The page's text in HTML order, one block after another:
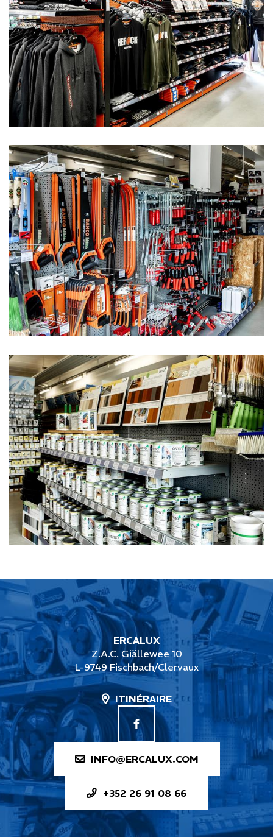
Projets
Catalogues
Contact
Demande
ERCALUX
Z.A.C. Giällewee 10
L-9749 Fischbach/Clervaux
ITINÉRAIRE
INFO@ERCALUX.COM
+352 26 91 08 66